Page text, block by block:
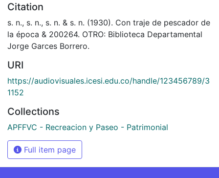
Citation
s. n., s. n., s. n. & s. n. (1930). Con traje de pescador de
la época & 200264. OTRO: Biblioteca Departamental
Jorge Garces Borrero.
URI
https://audiovisuales.icesi.edu.co/handle/123456789/3
1152
Collections
APFFVC - Recreacion y Paseo - Patrimonial
Full item page